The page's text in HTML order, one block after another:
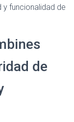
y funcionalidad de
de